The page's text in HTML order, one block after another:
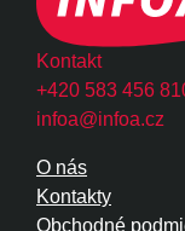
Kontakt
+420 583 456
infoa@infoa.cz
O nás
Kontakty
Obchodné